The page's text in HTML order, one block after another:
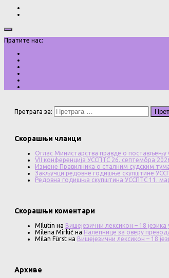
Пратите нас:
Претрага за:
Скорашњи чланци
Оглас Министарства правде о постављењу
VII конференција УССПТС 26. септембра
Измене Правилника о сталним судским
Закључци редовне годишње скупштине
Редовна годишња скупштина УССПТС 11.
Скорашњи коментари
MIlutin на Вишејезични лексикон – 18
Milena Mirkić на Налепнице за оверу
Milan Fürst на Вишејезични лексикон – 18
Архиве